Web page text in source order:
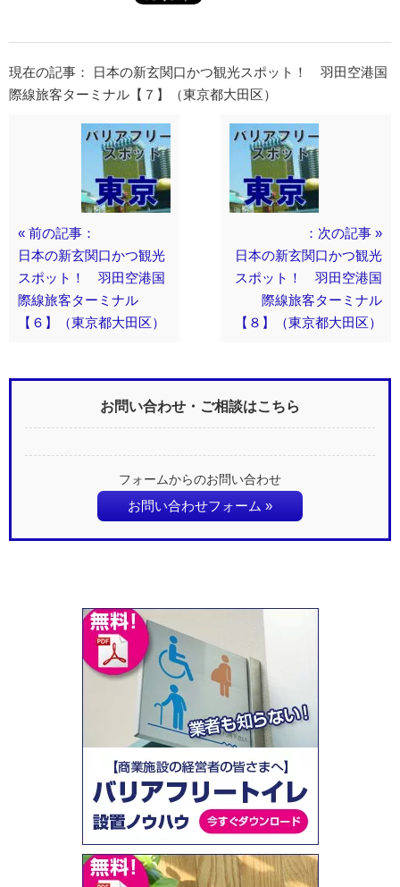
現在の記事： 日本の新玄関口かつ観光スポット！ 羽田空港国
際線旅客ターミナル【７】（東京都大田区）
« 前の記事：
日本の新玄関口かつ観光
スポット！ 羽田空港国
際線旅客ターミナル
【６】（東京都大田区）
：次の記事 »
日本の新玄関口かつ観光
スポット！ 羽田空港国
際線旅客ターミナル
【８】（東京都大田区）
お問い合わせ・ご相談はこちら
フォームからのお問い合わせ
お問い合わせフォーム »